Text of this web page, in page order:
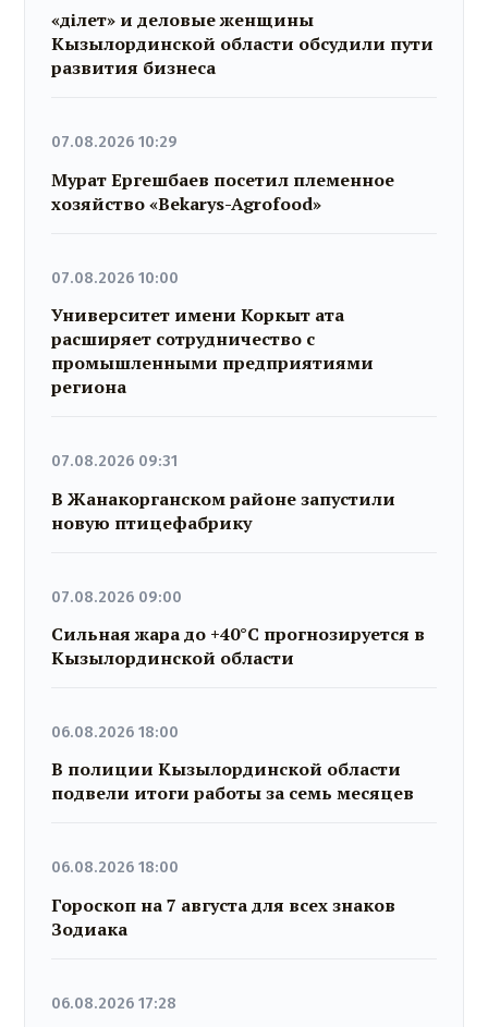
«Әділет» и деловые женщины
Кызылординской области обсудили пути
развития бизнеса
07.08.2026 10:29
Мурат Ергешбаев посетил племенное
хозяйство «Bekarys-Agrofood»
07.08.2026 10:00
Университет имени Коркыт ата
расширяет сотрудничество с
промышленными предприятиями
региона
07.08.2026 09:31
В Жанакорганском районе запустили
новую птицефабрику
07.08.2026 09:00
Сильная жара до +40°C прогнозируется в
Кызылординской области
06.08.2026 18:00
В полиции Кызылординской области
подвели итоги работы за семь месяцев
06.08.2026 18:00
Гороскоп на 7 августа для всех знаков
Зодиака
06.08.2026 17:28